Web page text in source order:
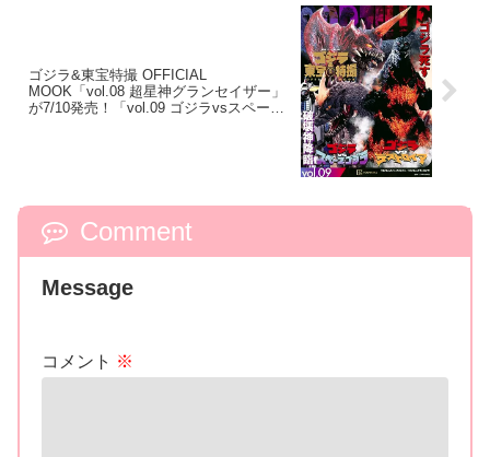
ゴジラ&東宝特撮 OFFICIAL
MOOK「vol.08 超星神グランセイザー」
が7/10発売！「vol.09 ゴジラvsスペース
Comment
Message
コメント ※